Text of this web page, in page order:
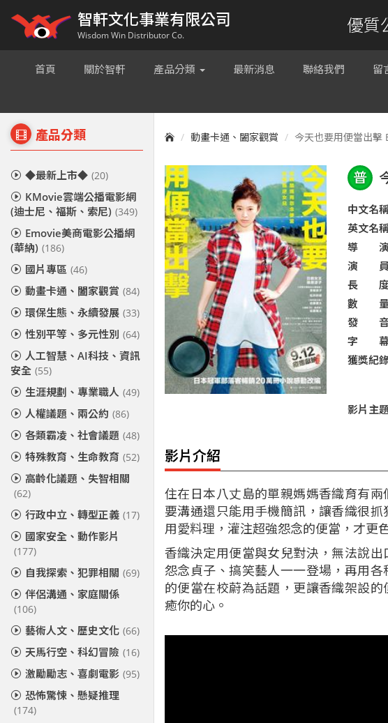
智軒文化事業有限公司
Wisdom Win Distributor Co. 優質
首頁 關於智軒 產品分類 最新消息 聯絡我們 留
產品分類
◆最新上市◆ (20)
KMovie雲端公播電影網
(迪士尼、福斯、索尼) (349)
Emovie美商電影公播網
(華納) (186)
國片專區 (46)
動畫卡通、闔家觀賞 (84)
環保生態、永續發展 (33)
性別平等、多元性別 (64)
人工智慧、AI科技、資訊
安全 (55)
生涯規劃、專業職人 (49)
人權議題、兩公約 (86)
各類霸凌、社會議題 (48)
特殊教育、生命教育 (52)
高齡化議題、失智相關
(62)
行政中立、轉型正義 (17)
國家安全、動作影片
(177)
自我探索、犯罪相關 (69)
伴侶溝通、家庭關係
(106)
藝術人文、歷史文化 (66)
天馬行空、科幻冒險 (16)
激勵勵志、喜劇電影 (95)
恐怖驚悚、懸疑推理
(174)
動畫卡通、闔家觀賞 今天也要用便當出
普
中文名
英文名
導 演
演 員
長 度
數 量
發 音
字 幕
獲獎紀
影片主
影片介紹
住在日本八丈島的單親媽媽香織育有
要溝通還只能用手機簡訊，讓香織很
用愛料理，灌注超強怨念的便當，才更
香織決定用便當與女兒對決，無法說
怨念貞子、搞笑藝人一一登場，再用
的便當在校蔚為話題，更讓香織架設
癒你的心。